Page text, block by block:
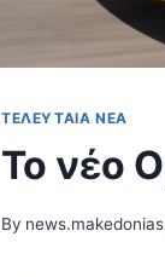
ΤΕΛΕΥΤΑΊΑ ΝΈΑ
Το νέο
By